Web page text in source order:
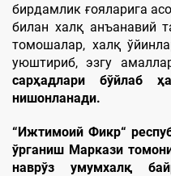
бирдамлик ғояларига
билан халқ анъанавий
томошалар, халқ
уюштириб, эзгу
сарҳадлари бўйлаб
нишонланади.
“Ижтимоий Фикр“
ўрганиш Маркази
наврўз умумхалқ